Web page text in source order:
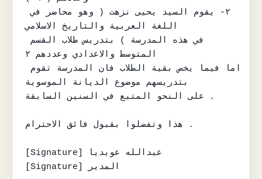
٢- يقوم السيد يحيى نزهت ( وهو محاضر في
اللغة العربية والتاريخ الاسلامي
في هذه المدرسة ) بتدريس طلاب القسم
المتوسط والاعدادي وعددهم ٢
بتدريسهم موضوع الديانة الموسوية
على النحو المتبع في السنين السابقة .
هذا وتفضلوا بقبول فائق الاحترام .
[Signature] عبدالله عوبديا
[Signature] المدير